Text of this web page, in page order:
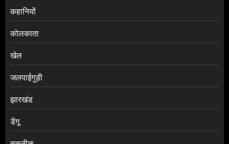
कहानियों
कोलकाता
खेल
जलपाईगुड़ी
झारखंड
डेंगू